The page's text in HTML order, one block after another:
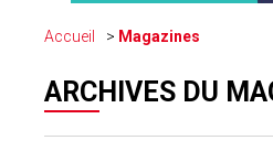
Accueil Magazines
ARCHIVES DU